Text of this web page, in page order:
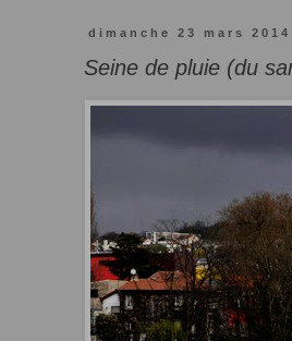
dimanche 23 mars 2014
Seine de pluie (du